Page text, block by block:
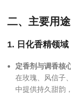
二、主要用途
1. 日化香精领域
定香剂与调香核
在玫瑰、风信子
中提供持久甜韵